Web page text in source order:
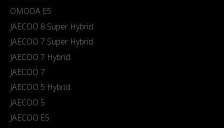
OMODA E5
JAECOO 8 Super Hybrid
JAECOO 7 Super Hybrid
JAECOO 7 Hybrid
JAECOO 7
JAECOO 5 Hybrid
JAECOO 5
JAECOO E5